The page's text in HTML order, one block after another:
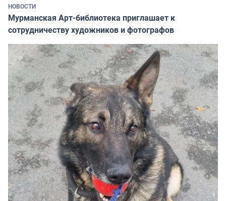
НОВОСТИ
Мурманская Арт-библиотека приглашает к
сотрудничеству художников и фотографов